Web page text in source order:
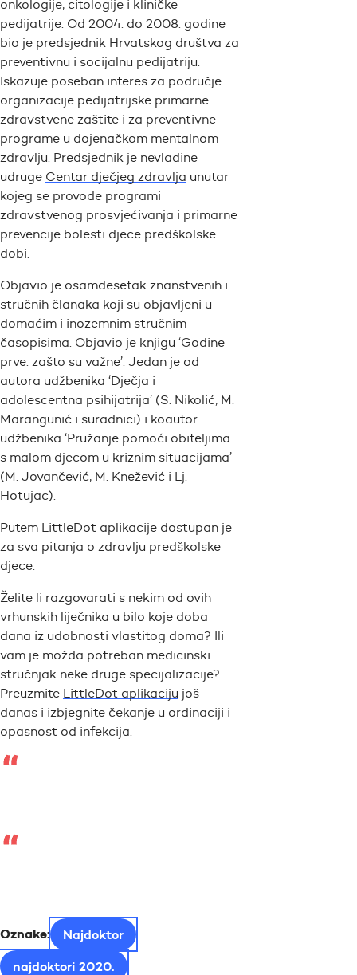
onkologije, citologije i kliničke
pedijatrije. Od 2004. do 2008. godine
bio je predsjednik Hrvatskog društva za
preventivnu i socijalnu pedijatriju.
Iskazuje poseban interes za područje
organizacije pedijatrijske primarne
zdravstvene zaštite i za preventivne
programe u dojenačkom mentalnom
zdravlju. Predsjednik je nevladine
udruge Centar dječjeg zdravlja unutar
kojeg se provode programi
zdravstvenog prosvjećivanja i primarne
prevencije bolesti djece predškolske
dobi.
Objavio je osamdesetak znanstvenih i
stručnih članaka koji su objavljeni u
domaćim i inozemnim stručnim
časopisima. Objavio je knjigu ‘Godine
prve: zašto su važne’. Jedan je od
autora udžbenika ‘Dječja i
adolescentna psihijatrija’ (S. Nikolić, M.
Marangunić i suradnici) i koautor
udžbenika ‘Pružanje pomoći obiteljima
s malom djecom u kriznim situacijama’
(M. Jovančević, M. Knežević i Lj.
Hotujac).
Putem LittleDot aplikacije dostupan je
za sva pitanja o zdravlju predškolske
djece.
Želite li razgovarati s nekim od ovih
vrhunskih liječnika u bilo koje doba
dana iz udobnosti vlastitog doma? Ili
vam je možda potreban medicinski
stručnjak neke druge specijalizacije?
Preuzmite LittleDot aplikaciju još
danas i izbjegnite čekanje u ordinaciji i
opasnost od infekcija.
Oznake:
Najdoktor
najdoktori 2020.